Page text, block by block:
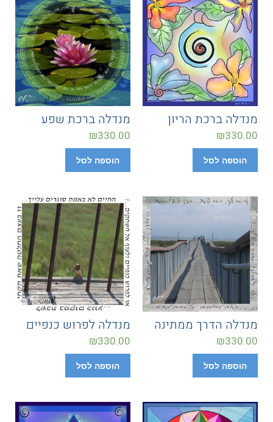
מנדלה ברכת הריון
₪330.00
הוספה לסל
מנדלה ברכת שפע
₪330.00
הוספה לסל
מנדלה הדרך ממתינה
₪330.00
הוספה לסל
מנדלה לפרוש כנפיים
₪330.00
הוספה לסל